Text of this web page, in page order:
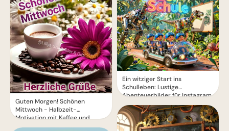
Guten Morgen! Schönen
Mittwoch - Halbzeit-
Motivation mit Kaffee und
Blumen
Ein witziger Start ins
Schulleben: Lustige
Abenteuerbilder für Instagram